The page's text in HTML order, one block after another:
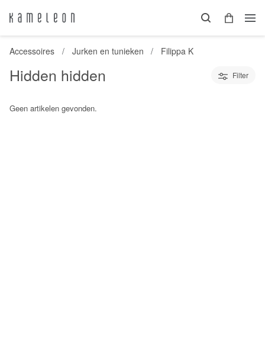
Accessoires Jurken en tunieken Filippa K
Hidden hidden Filter
Geen artikelen gevonden.